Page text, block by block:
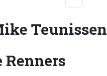
Teunissen
Renners